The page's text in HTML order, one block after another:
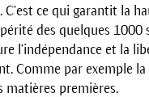
ce qui garantit la
des quelques 1000
l’indépendance et la
Comme par exemple
matières premières.